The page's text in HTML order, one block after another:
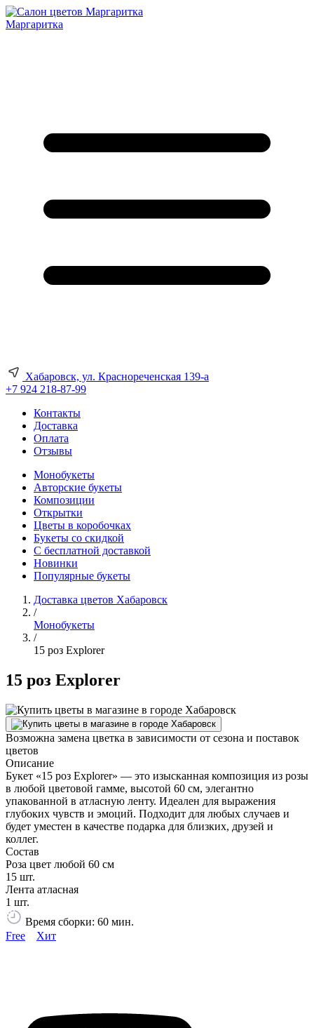
Маргаритка
Хабаровск, ул. Краснореченская 139-а
+7 924 218-87-99
Контакты
Доставка
Оплата
Отзывы
Монобукеты
Авторские букеты
Композиции
Открытки
Цветы в коробочках
Букеты со скидкой
С бесплатной доставкой
Новинки
Популярные букеты
Доставка цветов Хабаровск
/
Монобукеты
/
15 роз Explorer
15 роз Explorer
Возможна замена цветка в зависимости от сезона и поставок
цветов
Описание
Букет «15 роз Explorer» — это изысканная композиция из розы
в любой цветовой гамме, высотой 60 см, элегантно
упакованной в атласную ленту. Идеален для выражения
глубоких чувств и эмоций. Подходит для любых случаев и
будет уместен в качестве подарка для близких, друзей и
коллег.
Состав
Роза цвет любой 60 см
15 шт.
Лента атласная
1 шт.
Время сборки: 60 мин.
Free
Хит